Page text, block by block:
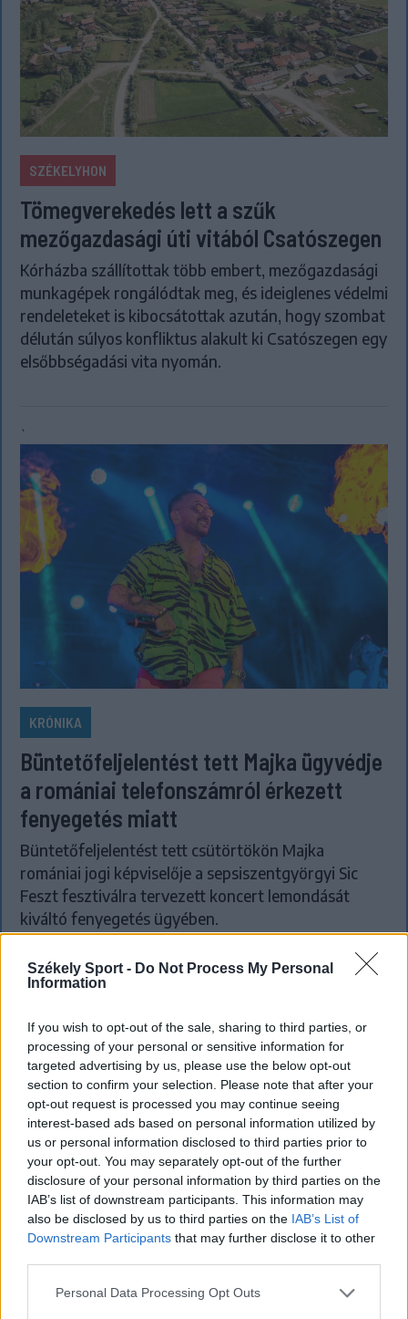
Székely Sport - Do Not Process My Personal
Information
If you wish to opt-out of the sale, sharing to third parties, or
processing of your personal or sensitive information for
targeted advertising by us, please use the below opt-out
section to confirm your selection. Please note that after your
opt-out request is processed you may continue seeing
interest-based ads based on personal information utilized by
us or personal information disclosed to third parties prior to
your opt-out. You may separately opt-out of the further
disclosure of your personal information by third parties on the
IAB’s list of downstream participants. This information may
also be disclosed by us to third parties on the IAB’s List of
Downstream Participants that may further disclose it to other
Personal Data Processing Opt Outs
SZÉKELYHON
Tömegverekedés lett a szűk
mezőgazdasági úti vitából Csatószegen
Kórházba szállítottak több embert, mezőgazdasági
munkagépek rongálódtak meg, és ideiglenes védelmi
rendeleteket is kibocsátottak azután, hogy szombat
délután súlyos konfliktus alakult ki Csatószegen egy
elsőbbségadási vita nyomán.
`
KRÓNIKA
Büntetőfeljelentést tett Majka ügyvédje
a romániai telefonszámról érkezett
fenyegetés miatt
Büntetőfeljelentést tett csütörtökön Majka
romániai jogi képviselője a sepsiszentgyörgyi Sic
Feszt fesztiválra tervezett koncert lemondását
kiváltó fenyegetés ügyében.
KRÓNIKA
Majka életveszélyes fenyegetés miatt